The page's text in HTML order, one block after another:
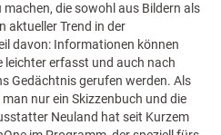
die sowohl aus Bildern als
aktueller Trend in der
davon: Informationen können
leichter erfasst und auch nach
Gedächtnis gerufen werden. Als
nur ein Skizzenbuch und die
Neuland hat seit Kurzem